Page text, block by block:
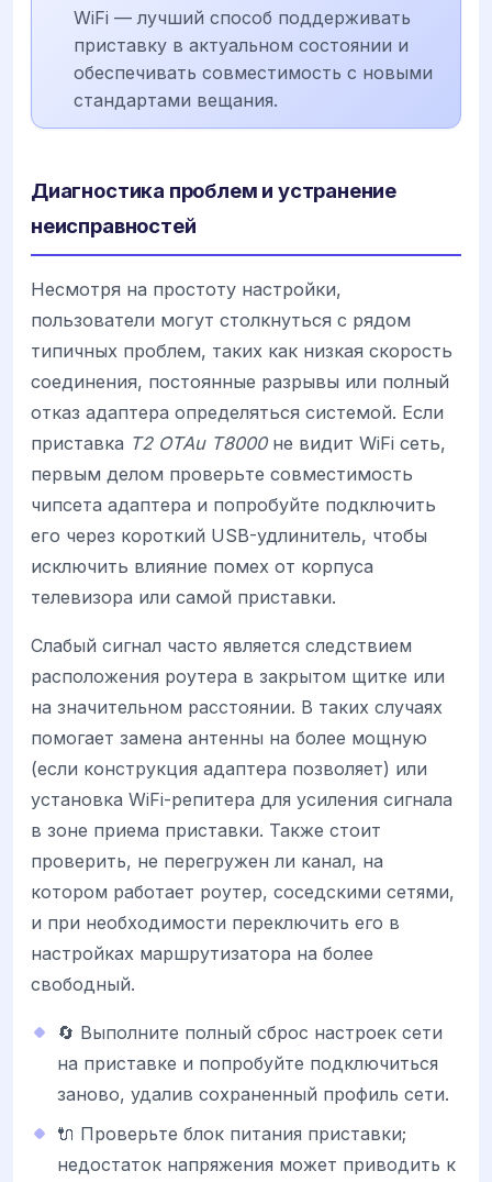
WiFi — лучший способ поддерживать
приставку в актуальном состоянии и
обеспечивать совместимость с новыми
стандартами вещания.
Диагностика проблем и устранение
неисправностей
Несмотря на простоту настройки,
пользователи могут столкнуться с рядом
типичных проблем, таких как низкая скорость
соединения, постоянные разрывы или полный
отказ адаптера определяться системой. Если
приставка T2 OTAu T8000не видит WiFi сеть,
первым делом проверьте совместимость
чипсета адаптера и попробуйте подключить
его через короткий USB-удлинитель, чтобы
исключить влияние помех от корпуса
телевизора или самой приставки.
Слабый сигнал часто является следствием
расположения роутера в закрытом щитке или
на значительном расстоянии. В таких случаях
помогает замена антенны на более мощную
(если конструкция адаптера позволяет) или
установка WiFi-репитера для усиления сигнала
в зоне приема приставки. Также стоит
проверить, не перегружен ли канал, на
котором работает роутер, соседскими сетями,
и при необходимости переключить его в
настройках маршрутизатора на более
свободный.
🔄 Выполните полный сброс настроек сети
на приставке и попробуйте подключиться
заново, удалив сохраненный профиль сети.
🔌 Проверьте блок питания приставки;
недостаток напряжения может приводить к